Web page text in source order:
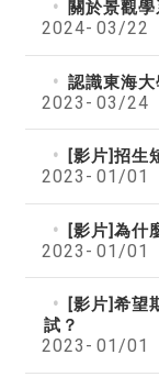
關於景觀
2024- 03/22
認識東海
2023- 03/24
[影片]招生
2023- 01/01
[影片]為什
2023- 01/01
[影片]希望
試？
2023- 01/01